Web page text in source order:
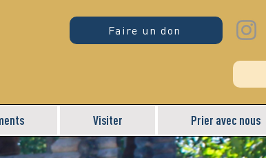
Faire un don
Visiter Prier avec nous